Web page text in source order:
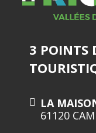
3 POINTS
LA
61120